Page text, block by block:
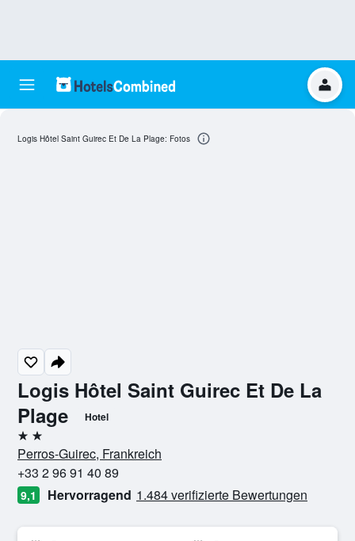
Logis Hôtel Saint Guirec Et De La
Plage
Hotel
2 Sterne
Perros-Guirec, Frankreich
+33 2 96 91 40 89
9,1 Hervorragend 1.484 verifizierte Bewertungen
Logis Hôtel Saint Guirec Et De La Plage: Fotos